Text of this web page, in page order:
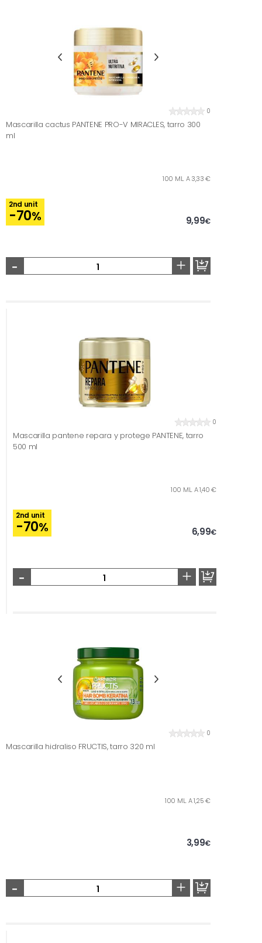
0
Mascarilla cactus PANTENE PRO-V MIRACLES, tarro 300
ml
100 ML. A 3,33 €
2nd unit
-70% 9,99€
- +
0
Mascarilla pantene repara y protege PANTENE, tarro
500 ml
100 ML. A 1,40 €
2nd unit
-70% 6,99€
- +
0
Mascarilla hidraliso FRUCTIS, tarro 320 ml
100 ML. A 1,25 €
3,99€
- +